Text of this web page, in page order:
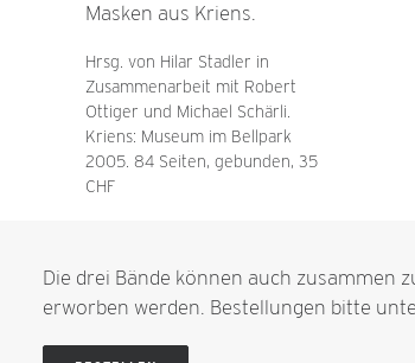
Masken aus Kriens.
Hrsg. von Hilar Stadler in
Zusammenarbeit mit Robert
Ottiger und Michael Schärli.
Kriens: Museum im Bellpark
2005. 84 Seiten, gebunden, 35
CHF
Die drei Bände können auch zusammen
erworben werden. Bestellungen bitte